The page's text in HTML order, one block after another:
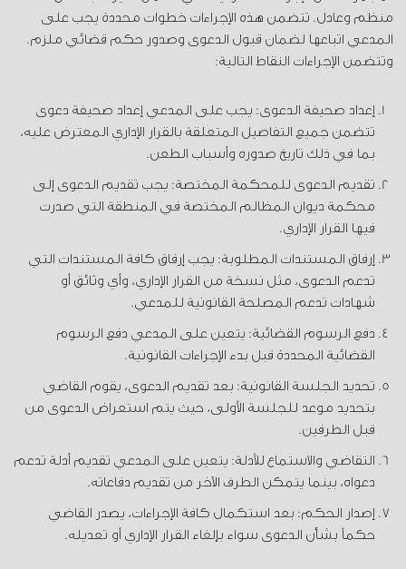
منظم وعادل. تتضمن هذه الإجراءات خطوات محددة يجب على
المدعي اتباعها لضمان قبول الدعوى وصدور حكم قضائي ملزم.
وتتضمن الإجراءات النقاط التالية:
إعداد صحيفة الدعوى: يجب على المدعي إعداد صحيفة دعوى
تتضمن جميع التفاصيل المتعلقة بالقرار الإداري المعترض عليه،
بما في ذلك تاريخ صدوره وأسباب الطعن.
تقديم الدعوى للمحكمة المختصة: يجب تقديم الدعوى إلى
محكمة ديوان المظالم المختصة في المنطقة التي صدرت
فيها القرار الإداري.
إرفاق المستندات المطلوبة: يجب إرفاق كافة المستندات التي
تدعم الدعوى، مثل نسخة من القرار الإداري، وأي وثائق أو
شهادات تدعم المصلحة القانونية للمدعي.
دفع الرسوم القضائية: يتعين على المدعي دفع الرسوم
القضائية المحددة قبل بدء الإجراءات القانونية.
تحديد الجلسة القانونية: بعد تقديم الدعوى، يقوم القاضي
بتحديد موعد للجلسة الأولى، حيث يتم استعراض الدعوى من
قبل الطرفين.
التقاضي والاستماع للأدلة: يتعين على المدعي تقديم أدلة تدعم
دعواه، بينما يتمكن الطرف الآخر من تقديم دفاعاته.
إصدار الحكم: بعد استكمال كافة الإجراءات، يصدر القاضي
حكماً بشأن الدعوى سواء بإلغاء القرار الإداري أو تعديله.